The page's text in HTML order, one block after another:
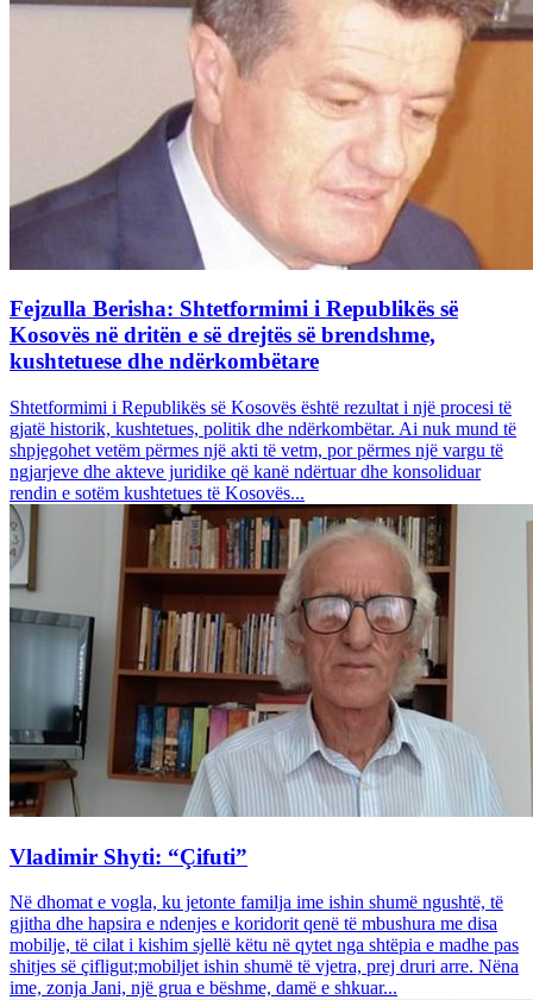
Fejzulla Berisha: Shtetformimi i Republikës së
Kosovës në dritën e së drejtës së brendshme,
kushtetuese dhe ndërkombëtare
Shtetformimi i Republikës së Kosovës është rezultat i një procesi të
gjatë historik, kushtetues, politik dhe ndërkombëtar. Ai nuk mund të
shpjegohet vetëm përmes një akti të vetm, por përmes një vargu të
ngjarjeve dhe akteve juridike që kanë ndërtuar dhe konsoliduar
rendin e sotëm kushtetues të Kosovës...
Vladimir Shyti: “Çifuti”
Në dhomat e vogla, ku jetonte familja ime ishin shumë ngushtë, të
gjitha dhe hapsira e ndenjes e koridorit qenë të mbushura me disa
mobilje, të cilat i kishim sjellë këtu në qytet nga shtëpia e madhe pas
shitjes së çifligut;mobiljet ishin shumë të vjetra, prej druri arre. Nëna
ime, zonja Jani, një grua e bëshme, damë e shkuar...